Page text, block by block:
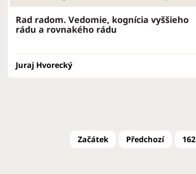
Rad radom. Vedomie, kognícia vyššieho
rádu a rovnakého rádu
Juraj Hvorecký
162